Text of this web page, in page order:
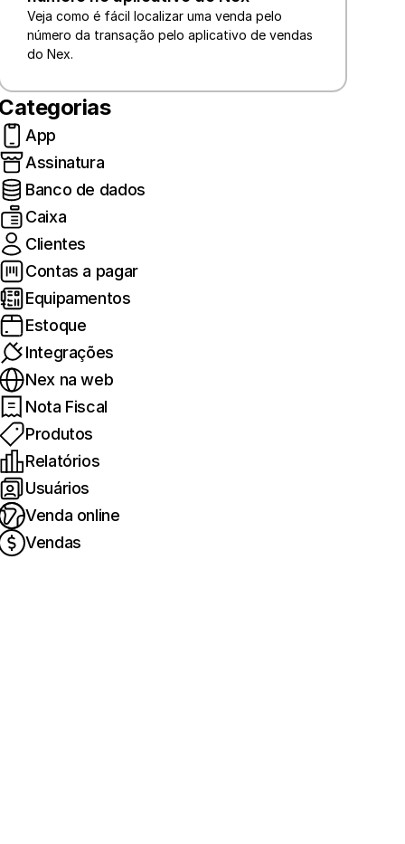
Veja como é fácil localizar uma venda pelo
número da transação pelo aplicativo de vendas
do Nex.
App
Assinatura
Banco de dados
Caixa
Clientes
Contas a pagar
Equipamentos
Estoque
Integrações
Nex na web
Nota Fiscal
Produtos
Relatórios
Usuários
Venda online
Vendas